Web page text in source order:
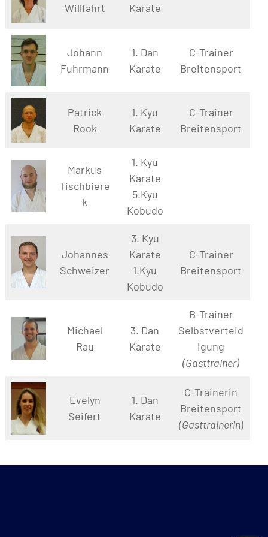
Willfahrt
Karate
Johann
Fuhrmann
1. Dan
Karate
C-Trainer
Breitensport
Patrick
Rook
1. Kyu
Karate
C-Trainer
Breitensport
Markus
Tischbiere
k
1. Kyu
Karate
5.Kyu
Kobudo
Johannes
Schweizer
3. Kyu
Karate
1.Kyu
Kobudo
C-Trainer
Breitensport
Michael
Rau
3. Dan
Karate
B-Trainer
Selbstverteid
igung
(Gasttrainer)
Evelyn
Seifert
1. Dan
Karate
C-Trainerin
Breitensport
(Gasttrainerin)